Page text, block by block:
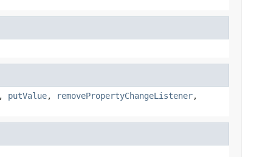
, putValue, removePropertyChangeListener,